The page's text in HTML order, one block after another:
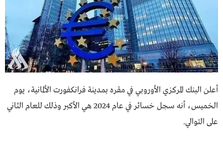
أعلن البنك المركزي الأوروبي في مقره بمدينة فرانكفورت الألمانية، يوم
الخميس، أنه سجل خسائر في عام 2024 هي الأكبر وذلك للعام الثاني
على التوالي.